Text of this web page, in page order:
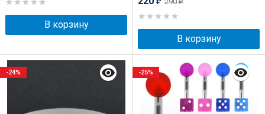
В корзину
₽
В корзину
-24% -25%